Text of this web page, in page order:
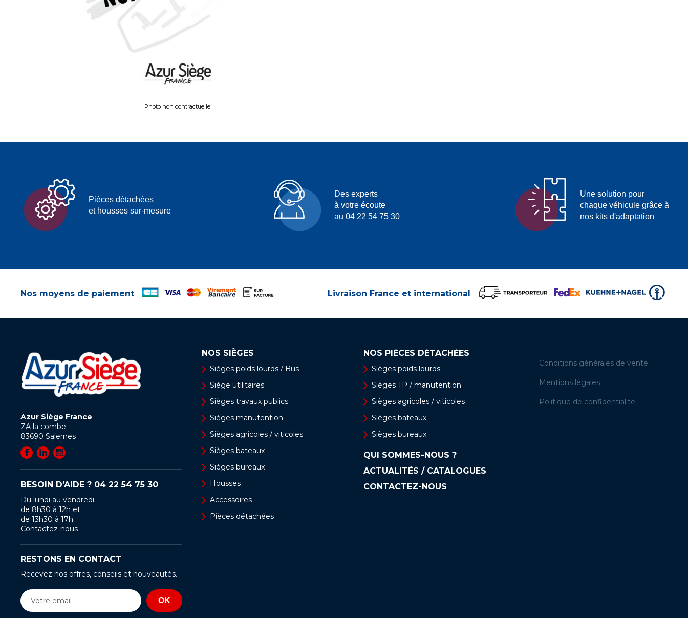
Photo non contractuelle
Pièces détachées
et housses sur-mesure
Des experts
à votre écoute
au 04 22 54 75 30
Une solution pour
chaque véhicule grâce à
nos kits d'adaptation
Nos moyens de paiement Livraison France et international
Azur Siège France
ZA la combe
83690 Salernes
BESOIN D’AIDE ? 04 22 54 75 30
Du lundi au vendredi
de 8h30 à 12h et
de 13h30 à 17h
Contactez-nous
RESTONS EN CONTACT
Recevez nos offres, conseils et nouveautés.
NOS SIÈGES
Sièges poids lourds / Bus
Siège utilitaires
Sièges travaux publics
Sièges manutention
Sièges agricoles / viticoles
Sièges bateaux
Sièges bureaux
Housses
Accessoires
Pièces détachées
NOS PIÈCES DÉTACHÉES
Sièges poids lourds
Sièges TP / manutention
Sièges agricoles / viticoles
Sièges bateaux
Sièges bureaux
QUI SOMMES-NOUS ?
ACTUALITÉS / CATALOGUES
CONTACTEZ-NOUS
Conditions générales de vente
Mentions légales
Politique de confidentialité